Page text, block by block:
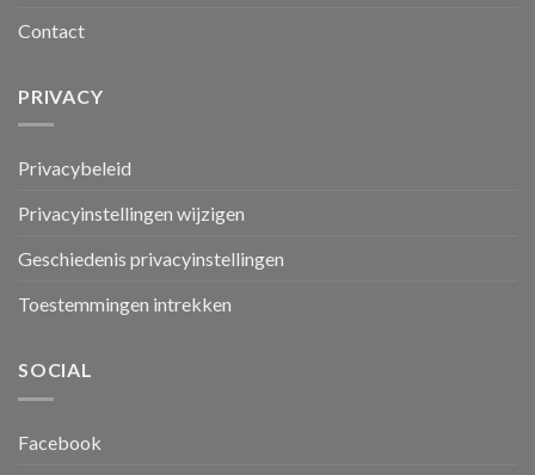
Contact
PRIVACY
Privacybeleid
Privacyinstellingen wijzigen
Geschiedenis privacyinstellingen
Toestemmingen intrekken
SOCIAL
Facebook